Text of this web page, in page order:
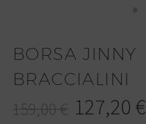
BORSA JINNY
BRACCIALINI
159,00€ 127,20 €